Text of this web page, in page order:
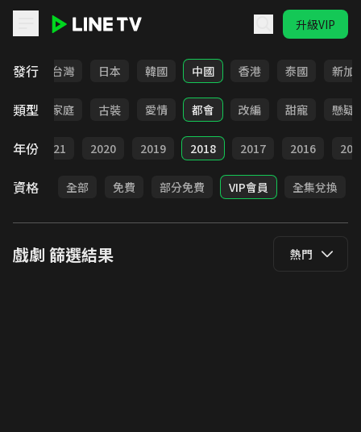
升級VIP
發行
全部 台灣 日本 韓國 中國 香港 泰國 新加
類型
校園 家庭 古裝 愛情 都會 改編 甜寵 懸疑
年份 2021 2020 2019 2018 2017 2016
資格 全部 免費 部分免費 VIP會員 全集兌換
戲劇 篩選結果 熱門